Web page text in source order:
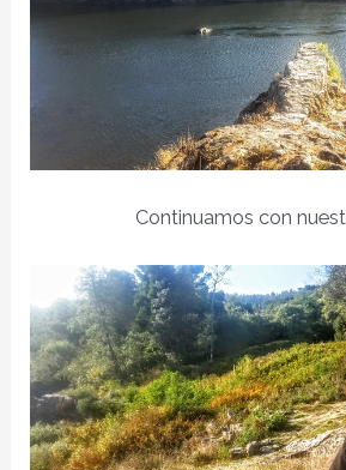
Continuamos con